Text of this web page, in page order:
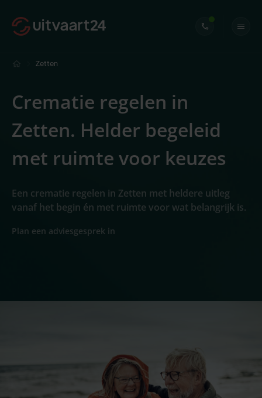
Zetten
Crematie regelen in
Zetten. Helder begeleid
met ruimte voor keuzes
Een crematie regelen in Zetten met heldere uitleg
vanaf het begin én met ruimte voor wat belangrijk is.
Plan een adviesgesprek in